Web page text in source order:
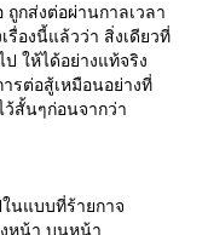
กส่งต่อผ่านกาลเวลา
รื่องนี้แล้วว่า สิ่งเดียวที่
ให้ได้อย่างแท้จริง
รต่อสู้เหมือนอย่างที่
สั้นๆก่อนจากว่า
ในแบบที่ร้ายกาจ
หน้า บนหน้า